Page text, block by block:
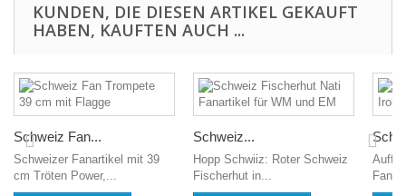
KUNDEN, DIE DIESEN ARTIKEL GEKAUFT
HABEN, KAUFTEN AUCH ...
Schweiz Fan...
Schweizer Fanartikel mit 39
cm Tröten Power,...
Schweiz...
Hopp Schwiiz: Roter Schweiz
Fischerhut in...